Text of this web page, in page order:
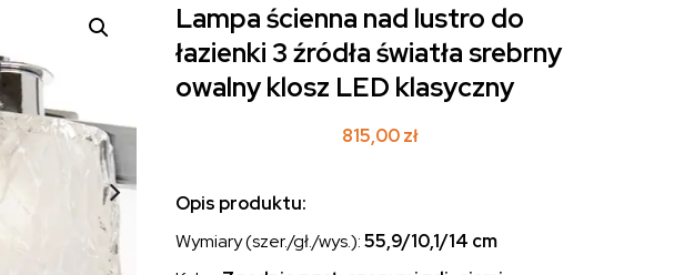
Lampa ścienna nad lustro do
łazienki 3 źródła światła srebrny
owalny klosz LED klasyczny
815,00zł
Opis produktu:
Wymiary (szer./gł./wys.):55,9/10,1/14 cm